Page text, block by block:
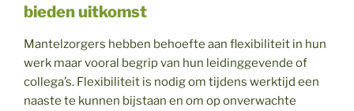
bieden uitkomst
Mantelzorgers hebben behoefte aan flexibiliteit in hun
werk maar vooral begrip van hun leidinggevende of
collega’s. Flexibiliteit is nodig om tijdens werktijd een
naaste te kunnen bijstaan en om op onverwachte